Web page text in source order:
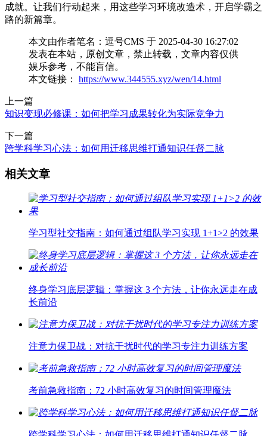
成就。让我们行动起来，用这些学习环境改造术，开启学霸之
路的新篇章。
本文由作者笔名：逗号CMS 于 2025-04-30 16:27:02
发表在本站，原创文章，禁止转载，文章内容仅供
娱乐参考，不能盲信。
本文链接： https://www.344555.xyz/wen/14.html
上一篇
知识变现必修课：如何把学习成果转化为实际竞争力
下一篇
跨学科学习心法：如何用迁移思维打通知识任督二脉
相关文章
学习型社交指南：如何通过组队学习实现 1+1>2 的效果
终身学习底层逻辑：掌握这 3 个方法，让你永远走在成
长前沿
注意力保卫战：对抗干扰时代的学习专注力训练方案
考前急救指南：72 小时高效复习的时间管理魔法